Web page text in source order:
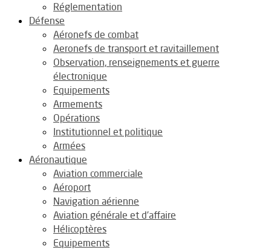
Réglementation
Défense
Aéronefs de combat
Aeronefs de transport et ravitaillement
Observation, renseignements et guerre
électronique
Equipements
Armements
Opérations
Institutionnel et politique
Armées
Aéronautique
Aviation commerciale
Aéroport
Navigation aérienne
Aviation générale et d’affaire
Hélicoptères
Equipements